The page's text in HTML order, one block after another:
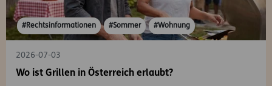
#Rechtsinformationen #Sommer #Wohnung
2026-07-03
Wo ist Grillen in Österreich erlaubt?